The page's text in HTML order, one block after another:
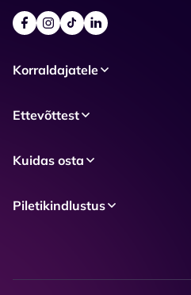
Korraldajatele
Ettevõttest
Kuidas osta
Piletikindlustus